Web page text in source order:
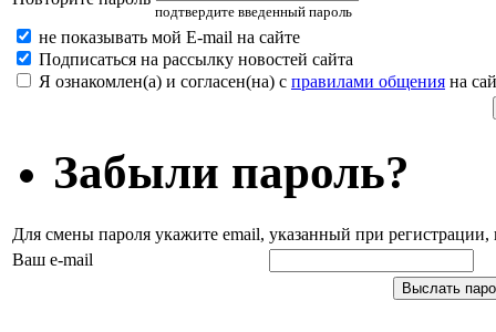
подтвердите введенный пароль
не показывать мой E-mail на сайте
Подписаться на рассылку новостей сайта
Я ознакомлен(а) и согласен(на) с правилами общения на
Забыли пароль?
Для смены пароля укажите email, указанный при
Ваш e-mail